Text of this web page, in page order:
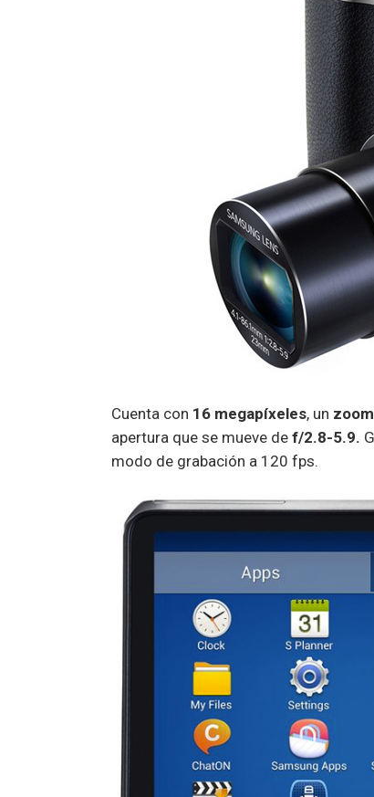
Cuenta con 16 megapíxeles, un
apertura que se mueve de f/2.8-5.9.
modo de grabación a 120 fps.